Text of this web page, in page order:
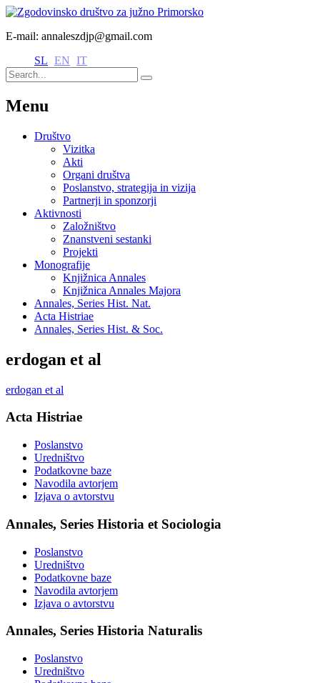
E-mail: annaleszdjp@gmail.com
SL EN IT
Menu
Društvo
Vizitka
Akti
Organi društva
Poslanstvo, strategija in vizija
Partnerji in sponzorji
Aktivnosti
Založništvo
Znanstveni sestanki
Projekti
Monografije
Knjižnica Annales
Knjižnica Annales Majora
Annales, Series Hist. Nat.
Acta Histriae
Annales, Series Hist. & Soc.
erdogan et al
erdogan et al
Acta Histriae
Poslanstvo
Uredništvo
Podatkovne baze
Navodila avtorjem
Izjava o avtorstvu
Annales, Series Historia et Sociologia
Poslanstvo
Uredništvo
Podatkovne baze
Navodila avtorjem
Izjava o avtorstvu
Annales, Series Historia Naturalis
Poslanstvo
Uredništvo